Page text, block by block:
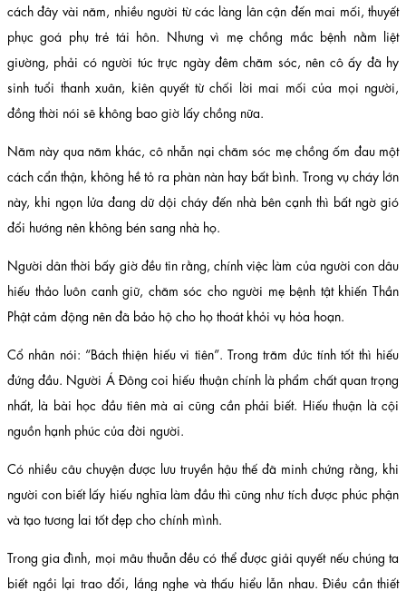
cách đây vài năm, nhiều người từ các làng lân cận đến mai mối, thuyết
phục goá phụ trẻ tái hôn. Nhưng vì mẹ chồng mắc bệnh nằm liệt
giường, phải có người túc trực ngày đêm chăm sóc, nên cô ấy đã hy
sinh tuổi thanh xuân, kiên quyết từ chối lời mai mối của mọi người,
đồng thời nói sẽ không bao giờ lấy chồng nữa.
Năm này qua năm khác, cô nhẫn nại chăm sóc mẹ chồng ốm đau một
cách cẩn thận, không hề tỏ ra phàn nàn hay bất bình. Trong vụ cháy lớn
này, khi ngọn lửa đang dữ dội cháy đến nhà bên cạnh thì bất ngờ gió
đổi hướng nên không bén sang nhà họ.
Người dân thời bấy giờ đều tin rằng, chính việc làm của người con dâu
hiếu thảo luôn canh giữ, chăm sóc cho người mẹ bệnh tật khiến Thần
Phật cảm động nên đã bảo hộ cho họ thoát khỏi vụ hỏa hoạn.
Cổ nhân nói: “Bách thiện hiếu vi tiên”. Trong trăm đức tính tốt thì hiếu
đứng đầu. Người Á Đông coi hiếu thuận chính là phẩm chất quan trọng
nhất, là bài học đầu tiên mà ai cũng cần phải biết. Hiếu thuận là cội
nguồn hạnh phúc của đời người.
Có nhiều câu chuyện được lưu truyền hậu thế đã minh chứng rằng, khi
người con biết lấy hiếu nghĩa làm đầu thì cũng như tích được phúc phận
và tạo tương lai tốt đẹp cho chính mình.
Trong gia đình, mọi mâu thuẫn đều có thể được giải quyết nếu chúng ta
biết ngồi lại trao đổi, lắng nghe và thấu hiểu lẫn nhau. Điều cần thiết